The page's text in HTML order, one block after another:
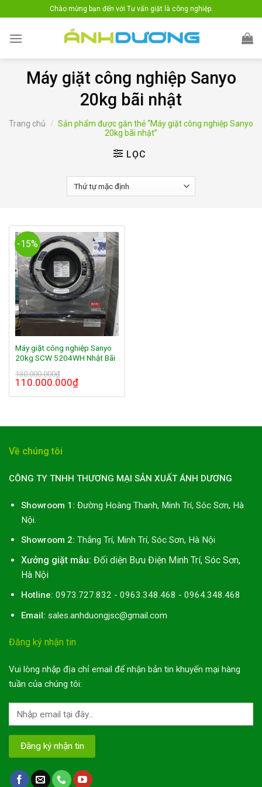
to
content
Chào mừng bạn đến với Tư vấn giặt là công nghiệp.
Máy giặt công nghiệp Sanyo
20kg bãi nhật
Trang chủ / Sản phẩm được gắn thẻ “Máy giặt công nghiệp Sanyo
20kg bãi nhật”
LỌC
-15%
Máy giặt công nghiệp Sanyo
20kg SCW 5204WH Nhật Bãi
130.000.000₫
110.000.000₫
Về chúng tôi
CÔNG TY TNHH THƯƠNG MẠI SẢN XUẤT ÁNH DƯƠNG
Showroom 1: Đường Hoàng Thanh, Minh Trí, Sóc Sơn, Hà
Nội.
Showroom 2: Thắng Trí, Minh Trí, Sóc Sơn, Hà Nội
Xưởng giặt mẫu: Đối diện Bưu Điện Minh Trí, Sóc Sơn,
Hà Nội
Hotline: 0973.727.832 - 0963.348.468 - 0964.348.468
Email: sales.anhduongjsc@gmail.com
Đăng ký nhận tin
Vui lòng nhập địa chỉ email để nhận bản tin khuyến mại hàng
tuần của chúng tôi: